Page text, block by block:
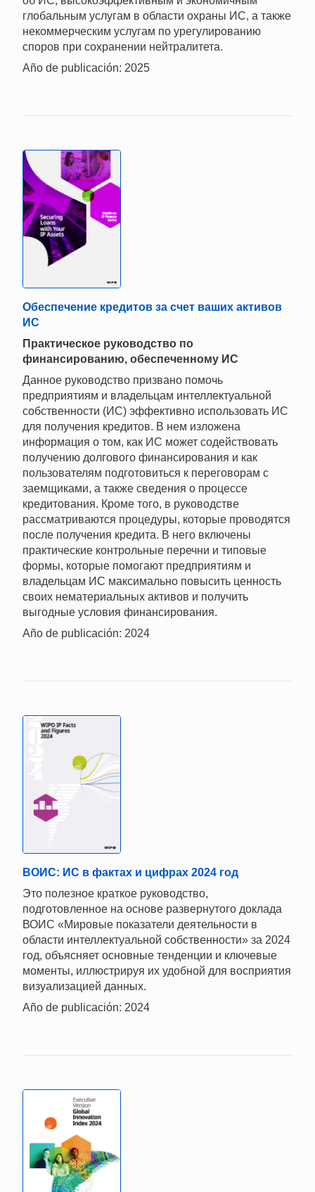
глобальным услугам в области охраны ИС, а также
некоммерческим услугам по урегулированию
споров при сохранении нейтралитета.
Año de publicación: 2025
Обеспечение кредитов за счет ваших активов
ИС
Практическое руководство по
финансированию, обеспеченному ИС
Данное руководство призвано помочь
предприятиям и владельцам интеллектуальной
собственности (ИС) эффективно использовать ИС
для получения кредитов. В нем изложена
информация о том, как ИС может содействовать
получению долгового финансирования и как
пользователям подготовиться к переговорам с
заемщиками, а также сведения о процессе
кредитования. Кроме того, в руководстве
рассматриваются процедуры, которые проводятся
после получения кредита. В него включены
практические контрольные перечни и типовые
формы, которые помогают предприятиям и
владельцам ИС максимально повысить ценность
своих нематериальных активов и получить
выгодные условия финансирования.
Año de publicación: 2024
ВОИС: ИС в фактах и цифрах 2024 год
Это полезное краткое руководство,
подготовленное на основе развернутого доклада
ВОИС «Мировые показатели деятельности в
области интеллектуальной собственности» за 2024
год, объясняет основные тенденции и ключевые
моменты, иллюстрируя их удобной для восприятия
визуализацией данных.
Año de publicación: 2024